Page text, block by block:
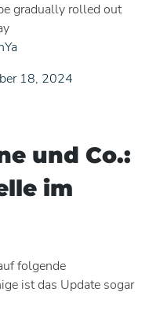
gradually rolled out
18, 2024
und Co.:
im
folgende
ist das Update sogar